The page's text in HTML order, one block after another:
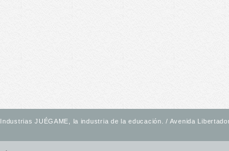
Industrias JUÉGAME, la industria de la educación. / Avenida